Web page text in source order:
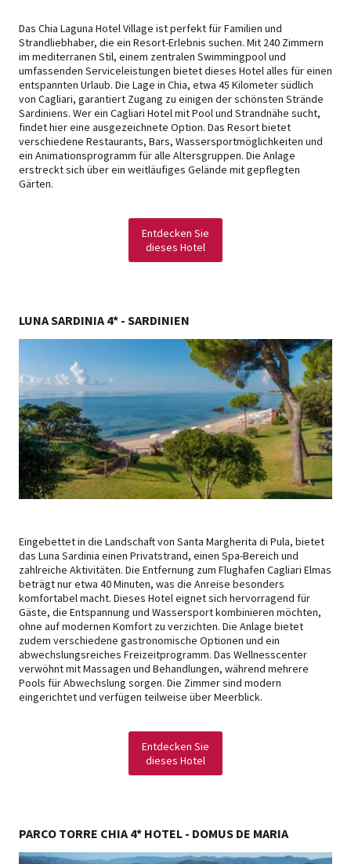
Das Chia Laguna Hotel Village ist perfekt für Familien und
Strandliebhaber, die ein Resort-Erlebnis suchen. Mit 240 Zimmern
im mediterranen Stil, einem zentralen Swimmingpool und
umfassenden Serviceleistungen bietet dieses Hotel alles für einen
entspannten Urlaub. Die Lage in Chia, etwa 45 Kilometer südlich
von Cagliari, garantiert Zugang zu einigen der schönsten Strände
Sardiniens. Wer ein Cagliari Hotel mit Pool und Strandnähe sucht,
findet hier eine ausgezeichnete Option. Das Resort bietet
verschiedene Restaurants, Bars, Wassersportmöglichkeiten und
ein Animationsprogramm für alle Altersgruppen. Die Anlage
erstreckt sich über ein weitläufiges Gelände mit gepflegten
Gärten.
Entdecken Sie
dieses Hotel
LUNA SARDINIA 4* - SARDINIEN
Eingebettet in die Landschaft von Santa Margherita di Pula, bietet
das Luna Sardinia einen Privatstrand, einen Spa-Bereich und
zahlreiche Aktivitäten. Die Entfernung zum Flughafen Cagliari Elmas
beträgt nur etwa 40 Minuten, was die Anreise besonders
komfortabel macht. Dieses Hotel eignet sich hervorragend für
Gäste, die Entspannung und Wassersport kombinieren möchten,
ohne auf modernen Komfort zu verzichten. Die Anlage bietet
zudem verschiedene gastronomische Optionen und ein
abwechslungsreiches Freizeitprogramm. Das Wellnesscenter
verwöhnt mit Massagen und Behandlungen, während mehrere
Pools für Abwechslung sorgen. Die Zimmer sind modern
eingerichtet und verfügen teilweise über Meerblick.
Entdecken Sie
dieses Hotel
PARCO TORRE CHIA 4* HOTEL - DOMUS DE MARIA